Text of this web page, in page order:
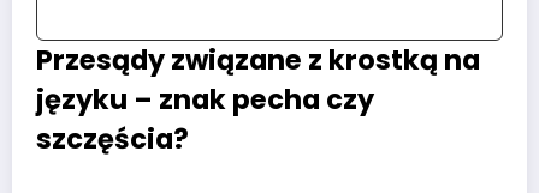
Przesądy związane z krostką na
języku – znak pecha czy
szczęścia?